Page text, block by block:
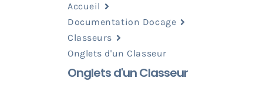
Accueil
Documentation Docage
Classeurs
Onglets d'un Classeur
Onglets d'un Classeur